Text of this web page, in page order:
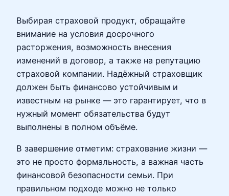
Выбирая страховой продукт, обращайте
внимание на условия досрочного
расторжения, возможность внесения
изменений в договор, а также на репутацию
страховой компании. Надёжный страховщик
должен быть финансово устойчивым и
известным на рынке — это гарантирует, что в
нужный момент обязательства будут
выполнены в полном объёме.
В завершение отметим: страхование жизни —
это не просто формальность, а важная часть
финансовой безопасности семьи. При
правильном подходе можно не только